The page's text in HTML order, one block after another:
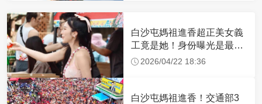
白沙屯媽祖進香超正美女義
工竟是她！身份曝光是最美
禮生 一輩子不結婚
2026/04/22 18:36
白沙屯媽祖進香！交通部3